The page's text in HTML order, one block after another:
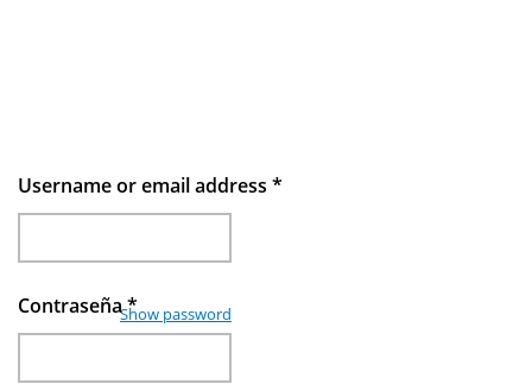
Username or email address *
Contraseña*
Show password